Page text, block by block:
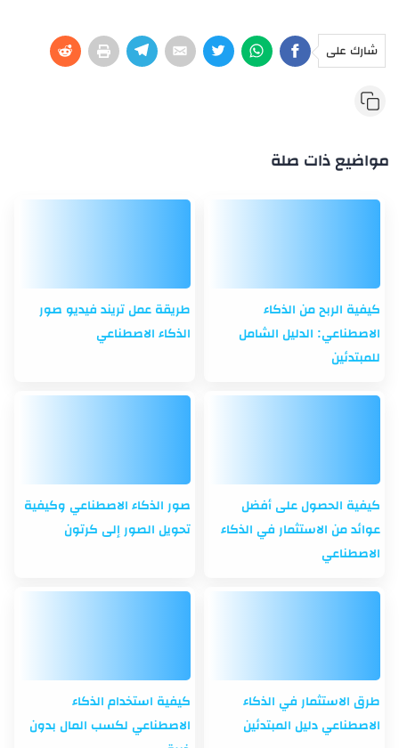
شارك على
مواضيع ذات صلة
كيفية الربح من الذكاء
الاصطناعي: الدليل الشامل
للمبتدئين
طريقة عمل تريند فيديو صور
الذكاء الاصطناعي
كيفية الحصول على أفضل
عوائد من الاستثمار في الذكاء
الاصطناعي
صور الذكاء الاصطناعي وكيفية
تحويل الصور إلى كرتون
طرق الاستثمار في الذكاء
الاصطناعي دليل المبتدئين
كيفية استخدام الذكاء
الاصطناعي لكسب المال بدون